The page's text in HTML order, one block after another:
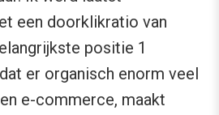
een doorklikratio van
positie 1
er organisch enorm veel
e-commerce, maakt